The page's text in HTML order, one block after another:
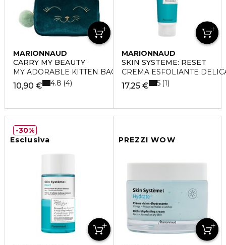
MARIONNAUD
CARRY MY BEAUTY
MY ADORABLE KITTEN BAG
10,90 € 4.8 4
MARIONNAUD
SKIN SYSTÈME: RESET
CREMA ESFOLIANTE
17,25 € 5 1
Esclusiva
30%
PREZZI WOW